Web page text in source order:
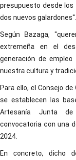
presupuesto desde los
dos nuevos galardones".
Según Bazaga,
extremeña en el
generación de
nuestra cultura y
Para ello, el Consejo
se establecen las
Artesanía Junta de
convocatoria con una
2024.
En concreto, dicho